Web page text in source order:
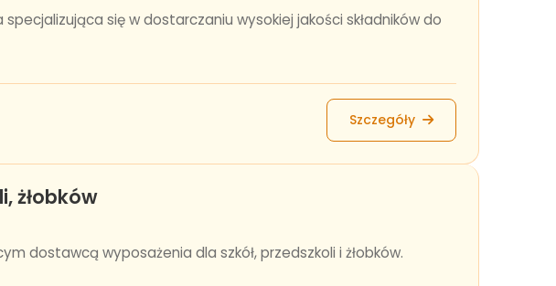
się w dostarczaniu wysokiej jakości składników do
Szczegóły
żłobków
dostawcą wyposażenia dla szkół, przedszkoli i żłobków.